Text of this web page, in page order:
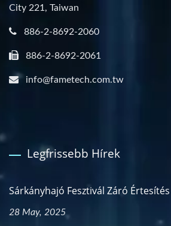
City 221, Taiwan
886-2-8692-2060
886-2-8692-2061
info@fametech.com.tw
Legfrissebb Hírek
Sárkányhajó Fesztivál Záró Értesítés
28 May, 2025